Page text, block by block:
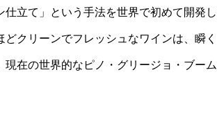
仕立て」という手法を世界で初めて開発
どクリーンでフレッシュなワインは、瞬
現在の世界的なピノ・グリージョ・ブー